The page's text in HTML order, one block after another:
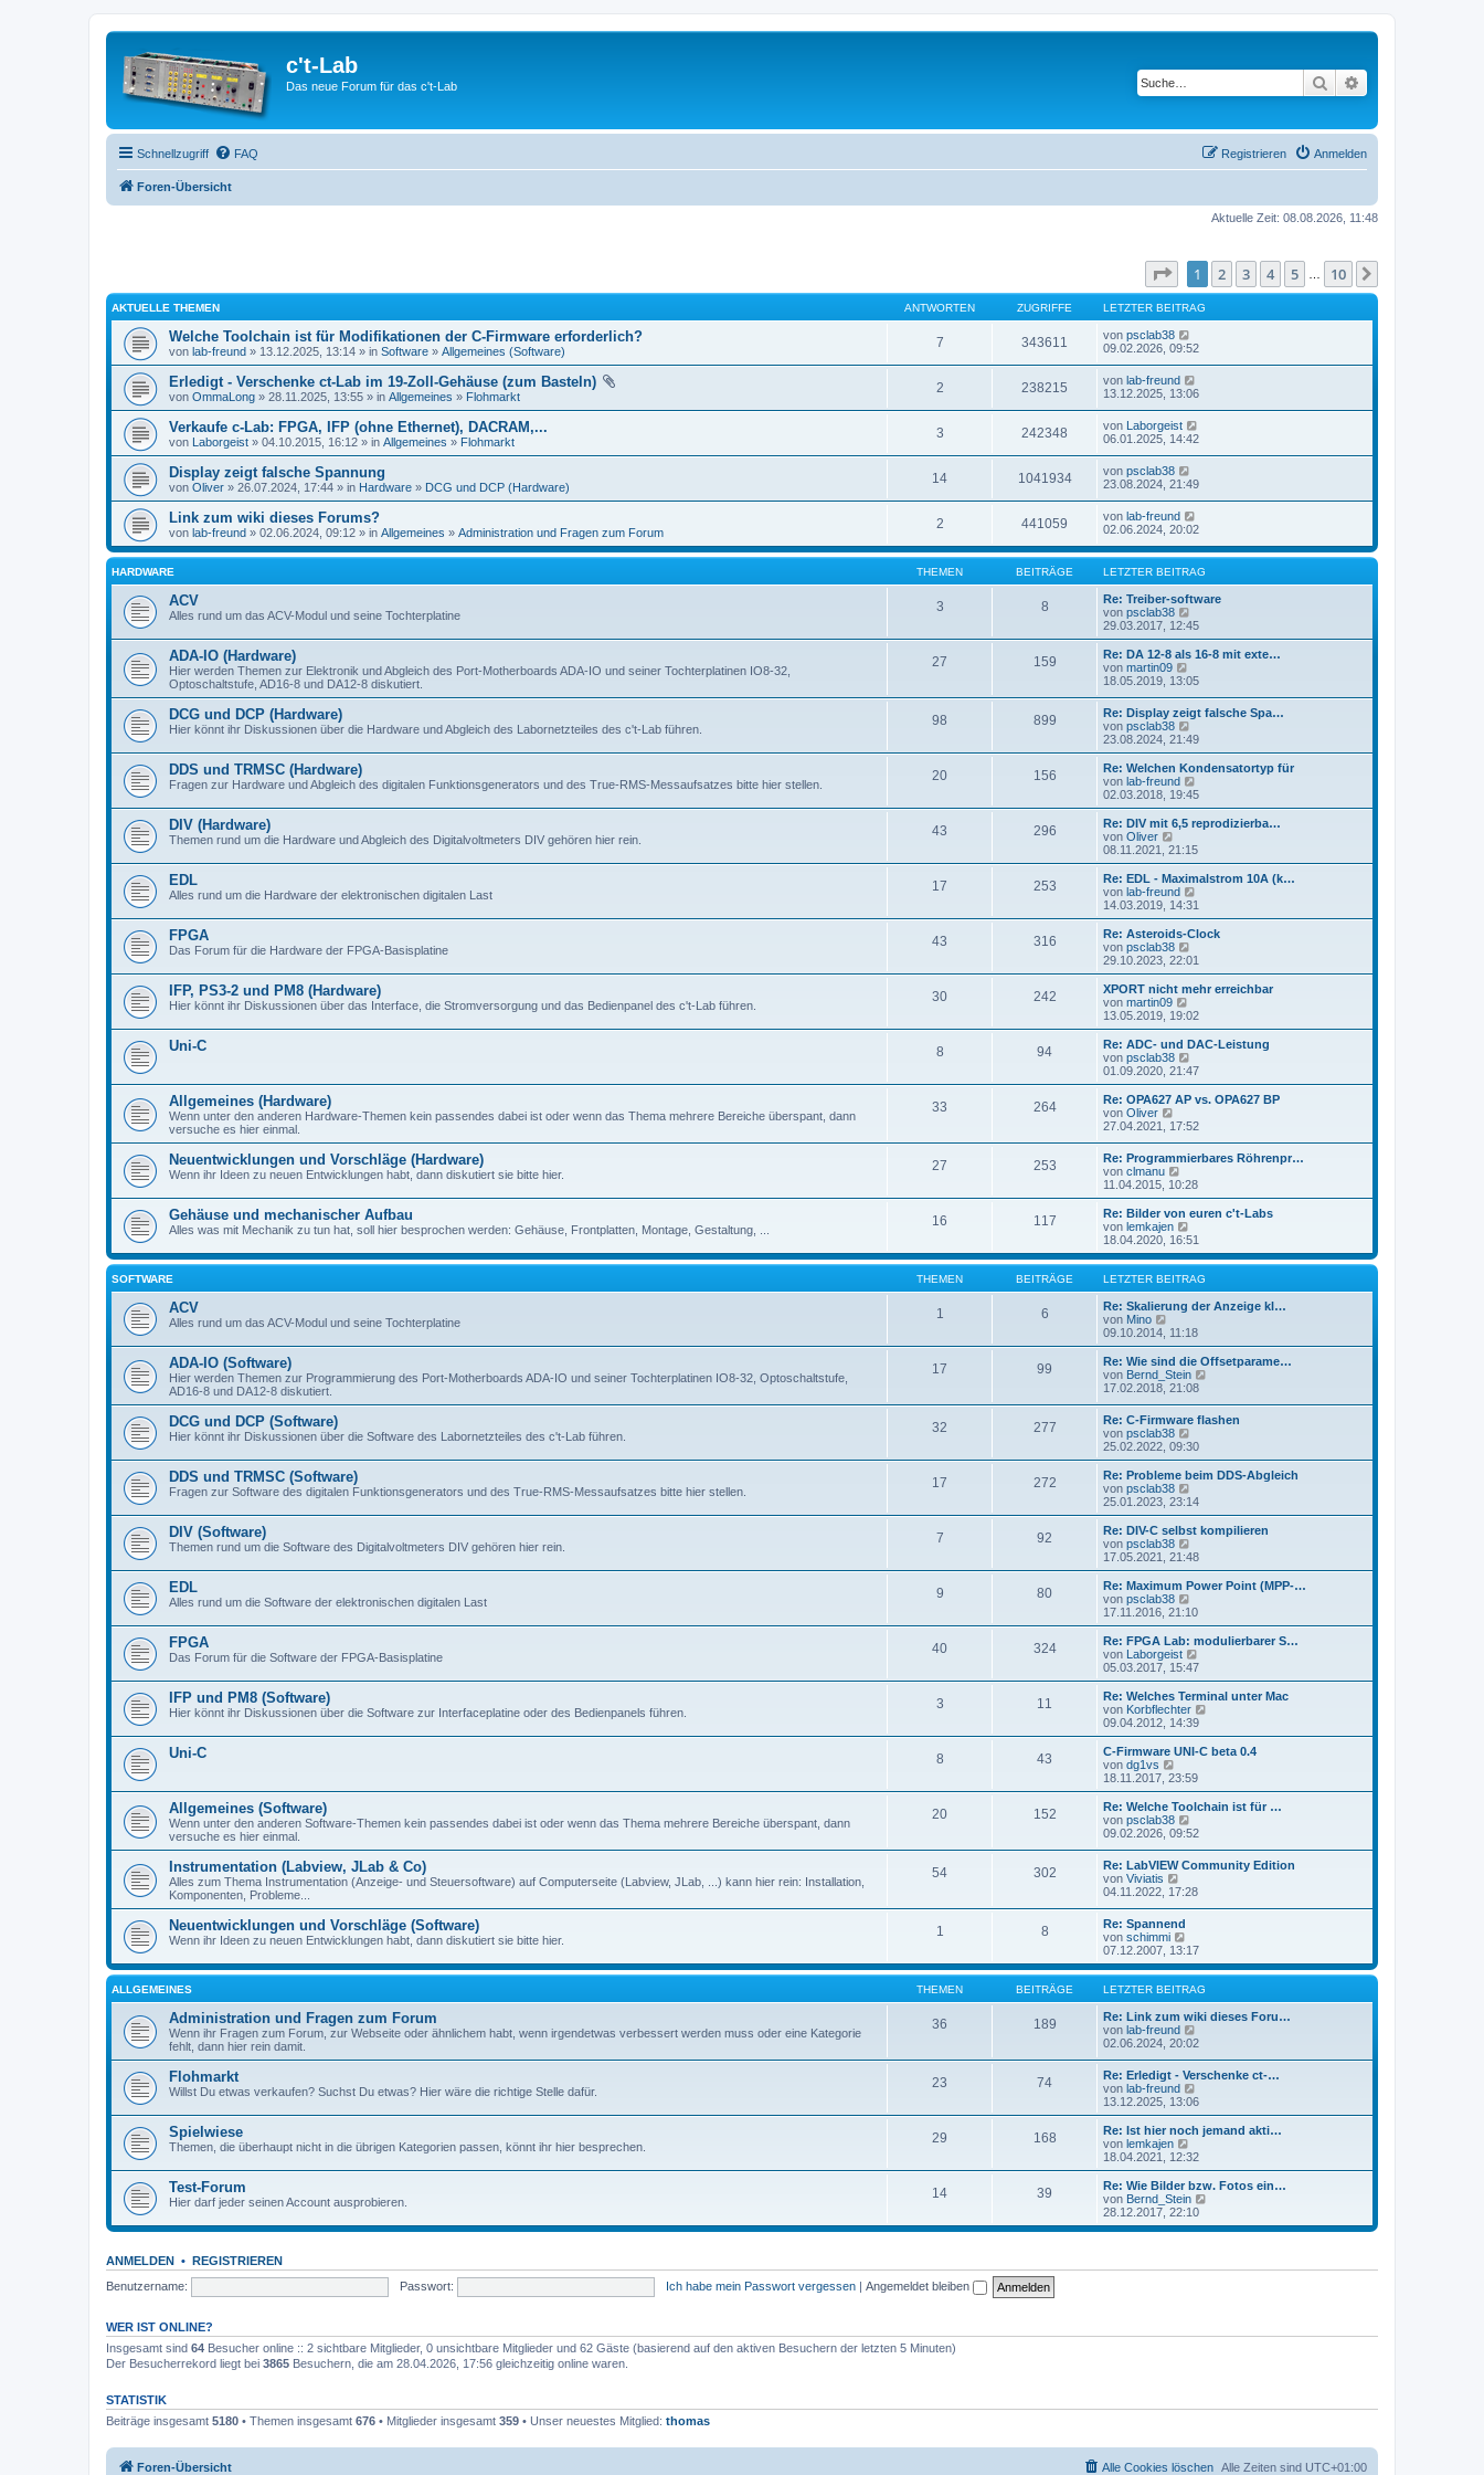
c't-Lab
Das neue Forum für das c't-Lab Suche
Schnellzugriff FAQ Anmelden
Registrieren
Foren-Übersicht
Aktuelle Zeit: 08.08.2026, 11:48
Seite von10
1 2 3 4 5 10
AKTUELLE THEMEN ANTWORTEN ZUGRIFFE LETZTER BEITRAG
Welche Toolchain ist für Modifikationen der C-Firmware erforderlich?
von lab-freund » 13.12.2025, 13:14 » in Software » Allgemeines (Software)
7 343611 von psclab38
09.02.2026, 09:52
Erledigt - Verschenke ct-Lab im 19-Zoll-Gehäuse (zum Basteln)
von OmmaLong » 28.11.2025, 13:55 » in Allgemeines » Flohmarkt
2 238215 von lab-freund
13.12.2025, 13:06
Verkaufe c-Lab: FPGA, IFP (ohne Ethernet), DACRAM,...
von Laborgeist » 04.10.2015, 16:12 » in Allgemeines » Flohmarkt
3 242348 von Laborgeist
06.01.2025, 14:42
Display zeigt falsche Spannung
von Oliver » 26.07.2024, 17:44 » in Hardware » DCG und DCP (Hardware)
14 1041934 von psclab38
23.08.2024, 21:49
Link zum wiki dieses Forums?
von lab-freund » 02.06.2024, 09:12 » in Allgemeines » Administration und Fragen zum Forum
2 441059 von lab-freund
02.06.2024, 20:02
HARDWARE THEMEN BEITRÄGE LETZTER BEITRAG
ACV
Alles rund um das ACV-Modul und seine Tochterplatine
3 8
Re: Treiber-software
von psclab38
e
u
e
t
r
B
i
t
r
a
g
29.03.2017, 12:45
ADA-IO (Hardware)
Hier werden Themen zur Elektronik und Abgleich des Port-Motherboards ADA-IO und seiner Tochterplatinen IO8-32,
Optoschaltstufe, AD16-8 und DA12-8 diskutiert.
27 159
Re: DA 12-8 als 16-8 mit exte…
von martin09
e
e
s
t
e
r
B
e
i
t
r
g
18.05.2019, 13:05
DCG und DCP (Hardware)
Hier könnt ihr Diskussionen über die Hardware und Abgleich des Labornetzteiles des c't-Lab führen.
98 899
Re: Display zeigt falsche Spa…
von psclab38
e
u
e
s
t
B
e
i
r
a
g
23.08.2024, 21:49
DDS und TRMSC (Hardware)
Fragen zur Hardware und Abgleich des digitalen Funktionsgenerators und des True-RMS-Messaufsatzes bitte hier stellen.
20 156
Re: Welchen Kondensatortyp für
von lab-freund
e
u
e
s
t
B
e
i
r
g
02.03.2018, 19:45
DIV (Hardware)
Themen rund um die Hardware und Abgleich des Digitalvoltmeters DIV gehören hier rein.
43 296
Re: DIV mit 6,5 reprodizierba…
von Oliver
e
u
e
s
t
r
B
e
i
r
a
g
08.11.2021, 21:15
EDL
Alles rund um die Hardware der elektronischen digitalen Last
17 253
Re: EDL - Maximalstrom 10A (k…
von lab-freund
e
u
e
t
r
B
e
i
r
g
14.03.2019, 14:31
FPGA
Das Forum für die Hardware der FPGA-Basisplatine
43 316
Re: Asteroids-Clock
von psclab38
e
u
e
t
r
B
e
i
r
g
29.10.2023, 22:01
IFP, PS3-2 und PM8 (Hardware)
Hier könnt ihr Diskussionen über das Interface, die Stromversorgung und das Bedienpanel des c't-Lab führen.
30 242
XPORT nicht mehr erreichbar
von martin09
e
u
e
s
t
r
B
e
i
t
r
g
13.05.2019, 19:02
Uni-C 8 94
Re: ADC- und DAC-Leistung
von psclab38
e
u
e
t
B
i
t
r
g
01.09.2020, 21:47
Allgemeines (Hardware)
Wenn unter den anderen Hardware-Themen kein passendes dabei ist oder wenn das Thema mehrere Bereiche überspant, dann
versuche es hier einmal.
33 264
Re: OPA627 AP vs. OPA627 BP
von Oliver
e
s
t
e
B
e
i
t
r
a
g
27.04.2021, 17:52
Neuentwicklungen und Vorschläge (Hardware)
Wenn ihr Ideen zu neuen Entwicklungen habt, dann diskutiert sie bitte hier.
27 253
Re: Programmierbares Röhrenpr…
von clmanu
e
u
e
s
t
r
B
e
i
t
r
g
11.04.2015, 10:28
Gehäuse und mechanischer Aufbau
Alles was mit Mechanik zu tun hat, soll hier besprochen werden: Gehäuse, Frontplatten, Montage, Gestaltung, ...
16 117
Re: Bilder von euren c't-Labs
von lemkajen
e
u
e
s
t
e
B
e
i
t
r
g
18.04.2020, 16:51
SOFTWARE THEMEN BEITRÄGE LETZTER BEITRAG
ACV
Alles rund um das ACV-Modul und seine Tochterplatine
1 6
Re: Skalierung der Anzeige kl…
von Mino
e
u
e
s
t
r
B
e
i
t
r
a
g
09.10.2014, 11:18
ADA-IO (Software)
Hier werden Themen zur Programmierung des Port-Motherboards ADA-IO und seiner Tochterplatinen IO8-32, Optoschaltstufe,
AD16-8 und DA12-8 diskutiert.
17 99
Re: Wie sind die Offsetparame…
von Bernd_Stein
s
r
B
t
r
17.02.2018, 21:08
DCG und DCP (Software)
Hier könnt ihr Diskussionen über die Software des Labornetzteiles des c't-Lab führen.
32 277
Re: C-Firmware flashen
von psclab38
e
u
e
t
r
B
e
i
r
g
25.02.2022, 09:30
DDS und TRMSC (Software)
Fragen zur Software des digitalen Funktionsgenerators und des True-RMS-Messaufsatzes bitte hier stellen.
17 272
Re: Probleme beim DDS-Abgleich
von psclab38
e
u
e
t
r
B
e
i
r
a
g
25.01.2023, 23:14
DIV (Software)
Themen rund um die Software des Digitalvoltmeters DIV gehören hier rein.
7 92
Re: DIV-C selbst kompilieren
von psclab38
e
u
e
t
B
e
i
r
a
g
17.05.2021, 21:48
EDL
Alles rund um die Software der elektronischen digitalen Last
9 80
Re: Maximum Power Point (MPP-…
von psclab38
e
u
e
s
t
B
e
i
r
g
17.11.2016, 21:10
FPGA
Das Forum für die Software der FPGA-Basisplatine
40 324
Re: FPGA Lab: modulierbarer S…
von Laborgeist
e
u
e
s
t
r
B
r
g
05.03.2017, 15:47
IFP und PM8 (Software)
Hier könnt ihr Diskussionen über die Software zur Interfaceplatine oder des Bedienpanels führen.
3 11
Re: Welches Terminal unter Mac
von Korbflechter
u
e
B
t
r
09.04.2012, 14:39
Uni-C 8 43
C-Firmware UNI-C beta 0.4
von dg1vs
e
u
e
s
t
B
e
i
t
r
a
g
18.11.2017, 23:59
Allgemeines (Software)
Wenn unter den anderen Software-Themen kein passendes dabei ist oder wenn das Thema mehrere Bereiche überspant, dann
versuche es hier einmal.
20 152
Re: Welche Toolchain ist für …
von psclab38
e
s
t
e
r
i
t
r
a
g
09.02.2026, 09:52
Instrumentation (Labview, JLab & Co)
Alles zum Thema Instrumentation (Anzeige- und Steuersoftware) auf Computerseite (Labview, JLab, ...) kann hier rein: Installation,
Komponenten, Probleme...
54 302
Re: LabVIEW Community Edition
von Viviatis
e
e
s
t
e
r
B
e
t
r
a
g
04.11.2022, 17:28
Neuentwicklungen und Vorschläge (Software)
Wenn ihr Ideen zu neuen Entwicklungen habt, dann diskutiert sie bitte hier.
1 8
Re: Spannend
von schimmi
e
u
e
s
t
e
r
B
i
t
r
a
g
07.12.2007, 13:17
ALLGEMEINES THEMEN BEITRÄGE LETZTER BEITRAG
Administration und Fragen zum Forum
Wenn ihr Fragen zum Forum, zur Webseite oder ähnlichem habt, wenn irgendetwas verbessert werden muss oder eine Kategorie
fehlt, dann hier rein damit.
36 189
Re: Link zum wiki dieses Foru…
von lab-freund
e
s
t
e
r
B
i
t
r
a
g
02.06.2024, 20:02
Flohmarkt
Willst Du etwas verkaufen? Suchst Du etwas? Hier wäre die richtige Stelle dafür.
23 74
Re: Erledigt - Verschenke ct-…
von lab-freund
e
u
e
s
t
B
e
i
t
g
13.12.2025, 13:06
Spielwiese
Themen, die überhaupt nicht in die übrigen Kategorien passen, könnt ihr hier besprechen.
29 168
Re: Ist hier noch jemand akti…
von lemkajen
e
u
e
s
t
r
i
18.04.2021, 12:32
Test-Forum
Hier darf jeder seinen Account ausprobieren.
14 39
Re: Wie Bilder bzw. Fotos ein…
von Bernd_Stein
u
28.12.2017, 22:10
ANMELDEN • REGISTRIEREN
Benutzername:
Passwort: Ich habe mein Passwort vergessen | Angemeldet bleiben
WER IST ONLINE?
Insgesamt sind 64 Besucher online :: 2 sichtbare Mitglieder, 0 unsichtbare Mitglieder und 62 Gäste (basierend auf den aktiven Besuchern der letzten 5 Minuten)
Der Besucherrekord liegt bei 3865 Besuchern, die am 28.04.2026, 17:56 gleichzeitig online waren.
STATISTIK
Beiträge insgesamt 5180 • Themen insgesamt 676 • Mitglieder insgesamt 359 • Unser neuestes Mitglied: thomas
Foren-Übersicht Alle Zeiten sind UTC+01:00
Alle Cookies löschen